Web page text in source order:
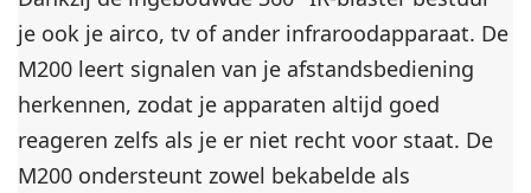
e
k
e
n
je ook je airco, tv of ander infraroodapparaat. De
M200 leert signalen van je afstandsbediening
herkennen, zodat je apparaten altijd goed
reageren zelfs als je er niet recht voor staat. De
M200 ondersteunt zowel bekabelde als